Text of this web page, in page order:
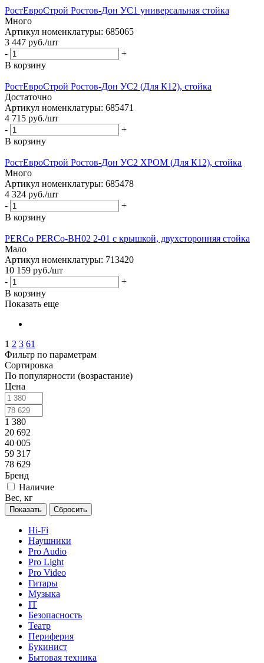
РостЕвроСтрой Ростов-Дон УС1 универсальная стойка
Много
Артикул номенклатуры: 685065
3 447 руб./шт
-
+
В корзину
РостЕвроСтрой Ростов-Дон УС2 (Для К12), стойка
Достаточно
Артикул номенклатуры: 685471
4 715 руб./шт
-
+
В корзину
РостЕвроСтрой Ростов-Дон УС2 ХРОМ (Для К12), стойка
Много
Артикул номенклатуры: 685478
4 324 руб./шт
-
+
В корзину
PERCo PERCo-BH02 2-01 с крышкой, двухсторонняя стойка
Мало
Артикул номенклатуры: 713420
10 159 руб./шт
-
+
В корзину
Показать еще
1 2 3 61
Фильтр по параметрам
Сортировка
По популярности (возрастание)
Цена
1 380
20 692
40 005
59 317
78 629
Бренд
Наличие
Вес, кг
Сбросить
Hi-Fi
Наушники
Pro Audio
Pro Light
Pro Video
Гитары
Музыка
IT
Безопасность
Театр
Периферия
Букинист
Бытовая техника